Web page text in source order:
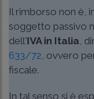
Il rimborso non è,
soggetto passivo
dell'IVA in Italia,
633/72, ovvero
fiscale.
In tal senso si è